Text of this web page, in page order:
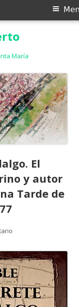
María
El
y autor
Tarde de